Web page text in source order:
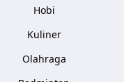
Hobi
Kuliner
Olahraga